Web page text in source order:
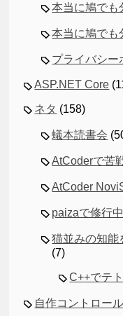
本当に鳩でも
本当に鳩でも
プライバシー
ASP.NET Core
ネタ (158)
蟻本読書会
AtCoderで苦
AtCoder
paizaで修行中
猫並みの知能
(7)
C++でテ
自作コントロール